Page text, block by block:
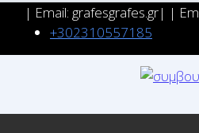
| Email: grafesgrafes.gr| |
+302310557185